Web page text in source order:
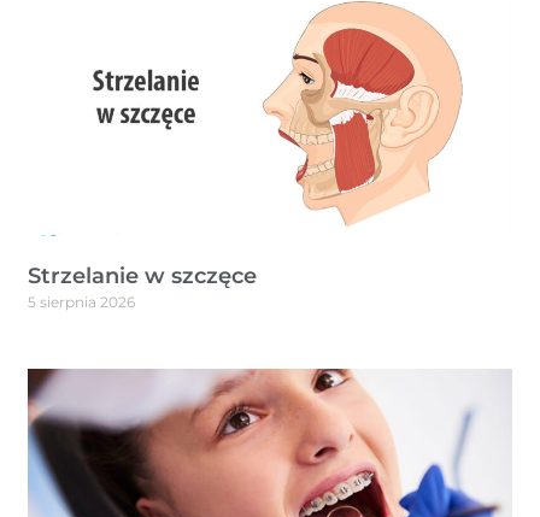
Strzelanie w szczęce
5 sierpnia 2026